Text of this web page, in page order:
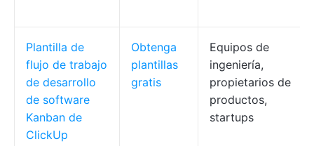
Plantilla de
flujo de trabajo
de desarrollo
de software
Kanban de
ClickUp
Obtenga
plantillas
gratis
Equipos de
ingeniería,
propietarios de
productos,
startups